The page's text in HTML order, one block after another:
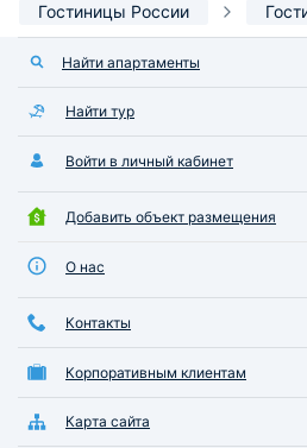
Гостиницы России
Найти апартаменты
Найти тур
Войти в личный кабинет
Добавить объект размещения
О нас
Контакты
Корпоративным клиентам
Карта сайта